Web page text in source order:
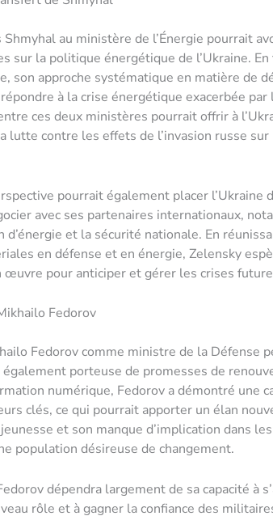
au ministère de l’Énergie pourrait
sur la politique énergétique de l’Ukraine. En
son approche systématique en matière de
à la crise énergétique exacerbée par
ces deux ministères pourrait offrir à
lutte contre les effets de l’invasion russe
pourrait également placer l’Ukraine
avec ses partenaires internationaux,
d’énergie et la sécurité nationale. En
en défense et en énergie, Zelensky
œuvre pour anticiper et gérer les crises
Fedorov
Fedorov comme ministre de la Défense
porteuse de promesses de
numérique, Fedorov a démontré une
clés, ce qui pourrait apporter un élan
et son manque d’implication dans
population désireuse de changement.
dépendra largement de sa capacité à
rôle et à gagner la confiance des